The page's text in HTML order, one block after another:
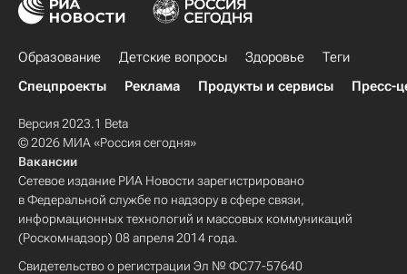
Образование Детские вопросы Здоровье
Теги
Спецпроекты
Реклама Продукты и сервисы Пресс-
Версия 2023.1 Beta
© 2026 МИА «Россия сегодня»
Вакансии
Сетевое издание РИА Новости зарегистрировано
в Федеральной службе по надзору в сфере связи,
информационных технологий и массовых коммуникаций
(Роскомнадзор) 08 апреля 2014 года.
Свидетельство о регистрации Эл № ФС77-57640